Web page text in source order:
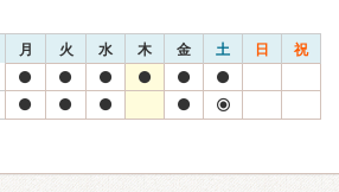
月 火 水 木 金 土 日 祝